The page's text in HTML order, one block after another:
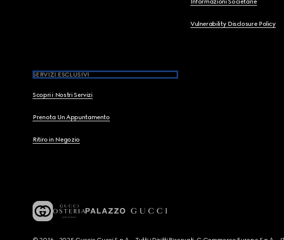
Informazioni Societarie
Vulnerability Disclosure Policy
SERVIZI ESCLUSIVI
Scopri i Nostri Servizi
Prenota Un Appuntamento
Ritiro in Negozio